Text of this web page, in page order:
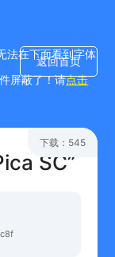
法在下面看到字体
屏蔽了！请点击
返回首页
SC”
下载：545